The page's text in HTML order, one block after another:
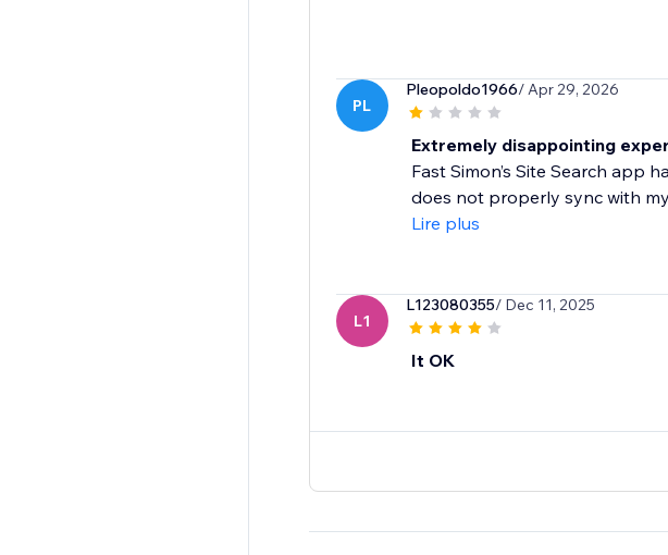
PL
Pleopoldo1966/ Apr 29, 2026
Extremely disappointing
Fast Simon’s Site Search app
does not properly sync with
Lire plus
L1
L123080355/ Dec 11, 2025
It OK